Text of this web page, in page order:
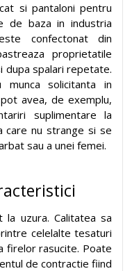
si pantaloni pentru
de baza in industria
confectonat din
proprietatile
dupa spalari repetate.
munca solicitanta in
avea, de exemplu,
suplimentare la
care nu strange si se
sau a unei femei.
uzura. Calitatea sa
celelalte tesaturi
firelor rasucite. Poate
de contractie fiind